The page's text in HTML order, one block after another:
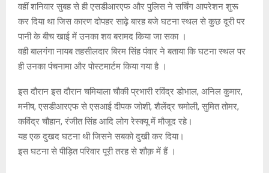
वहीं शनिवार सुबह से ही एसडीआरएफ और पुलिस ने सर्चिंग आपरेशन शुरू
कर दिया था जिस कारण दोपहर साढ़े बारह बजे घटना स्थल से कुछ दूरी पर
पानी के बीच खाई में उनका शव बरामद किया जा सका ।
वही बालगंगा नायब तहसीलदार बिरम सिंह पंवार ने बताया कि घटना स्थल पर
ही उनका पंचनामा और पोस्टमार्टम किया गया है ।
इस दौरान इस दौरान चमियाला चौकी प्रभारी रविंद्र डोभाल, अनिल कुमार,
मनीष, एसडीआरएफ से एसआई दीपक जोशी, शैलेंद्र चमोली, सुमित तोमर,
कविंद्र चौहान, रंजीत सिंह आदि लोग रेस्क्यू में मौजूद रहे।
यह एक दुखद घटना थी जिसने सबको दुखी कर दिया।
इस घटना से पीड़ित परिवार पूरी तरह से शौक़ में हैं ।